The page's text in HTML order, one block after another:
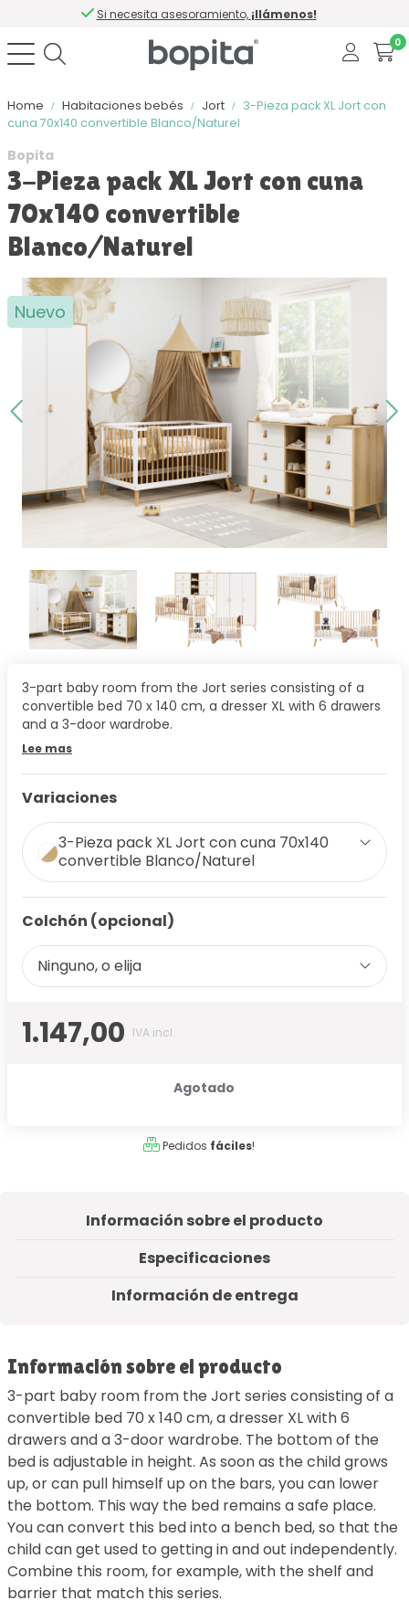
Si necesita asesoramiento, ¡llámenos!
0
Home Habitaciones bebés Jort
3-Pieza pack XL Jort con
cuna 70x140 convertible Blanco/Naturel
Bopita
3-Pieza pack XL Jort con cuna
70x140 convertible
Blanco/Naturel
Nuevo
3-part baby room from the Jort series consisting of a
convertible bed 70 x 140 cm, a dresser XL with 6 drawers
and a 3-door wardrobe.
Lee mas
Variaciones
3-Pieza pack XL Jort con cuna 70x140
convertible Blanco/Naturel
Colchón (opcional)
Ninguno, o elija
1.147,00 IVA incl.
Agotado
Pedidos fáciles!
Información sobre el producto
Especificaciones
Información de entrega
Información sobre el producto
3-part baby room from the Jort series consisting of a
convertible bed 70 x 140 cm, a dresser XL with 6
drawers and a 3-door wardrobe. The bottom of the
bed is adjustable in height. As soon as the child grows
up, or can pull himself up on the bars, you can lower
the bottom. This way the bed remains a safe place.
You can convert this bed into a bench bed, so that the
child can get used to getting in and out independently.
Combine this room, for example, with the shelf and
barrier that match this series.